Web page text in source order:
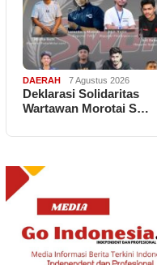
DAERAH 7 Agustus 2026
Deklarasi Solidaritas
Wartawan Morotai S…